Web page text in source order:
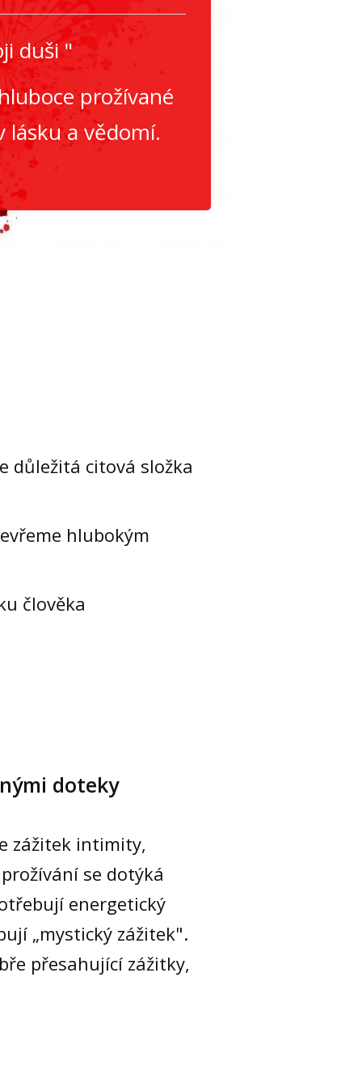
duši "
prožívané
a vědomí.
důležitá citová složka
hlubokým
člověka
doteky
zážitek intimity,
se dotýká
energetický
„mystický zážitek".
přesahující zážitky,